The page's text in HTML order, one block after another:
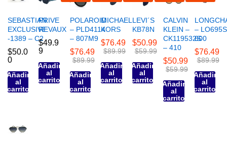
SEBASTIAN
EXCLUSIVE
-1389 – C2
$50.0
0
Añadir
al
carrito
PRIVE
REVAUX
$49.9
9
Añadir
al
carrito
POLAROID
– PLD4114
– 807M9
$76.49
$89.99
Añadir
al
carrito
MICHAEL
KORS
$76.49
$89.99
Añadir
al
carrito
LEVI´S
KB78N
$50.99
$59.99
Añadir
al
carrito
CALVIN
KLEIN –
CK119532S
– 410
$50.99
$59.99
Añadir
al
carrito
–
600
$76.49
$89.99
Añadir
al
carrito